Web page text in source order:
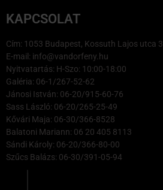
KAPCSOLAT
Cím: 1053 Budapest, Kossuth Lajos utca 3.
E-mail: info@vandorfeny.hu
Nyitvatartás: H-Szo: 10:00-18:00
Galéria: 06-1/267-52-62
Jánosi István: 06-20/915-60-76
Sass László: 06-20/265-25-49
Kővári Maja: 06-30/366-8528
Balatoni Mariann: 06 20 405 8113
Sándi Károly: 06-20/366-80-00
Szűcs Balázs: 06-30/391-05-94